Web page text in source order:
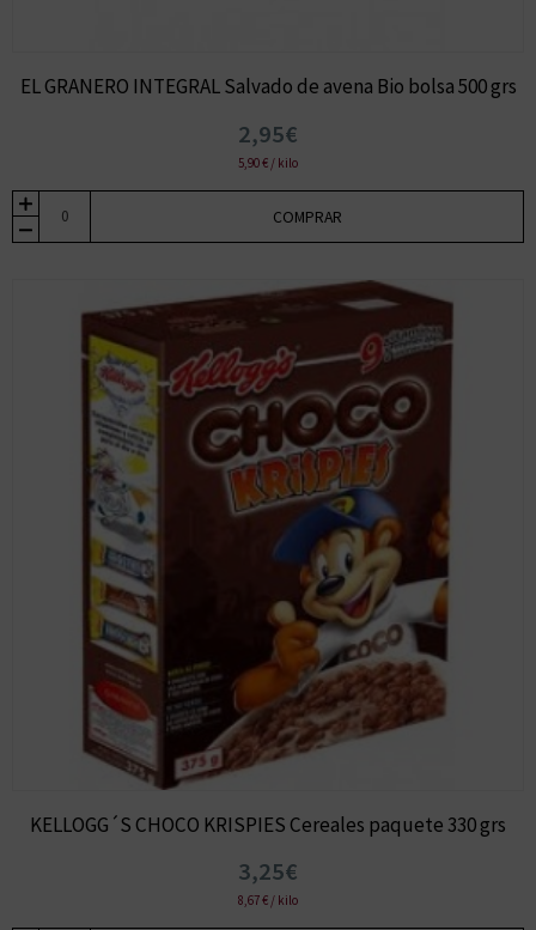
EL GRANERO INTEGRAL Salvado de avena Bio bolsa 500 grs
2,95€
5,90 € / kilo
COMPRAR
KELLOGG´S CHOCO KRISPIES Cereales paquete 330 grs
3,25€
8,67 € / kilo